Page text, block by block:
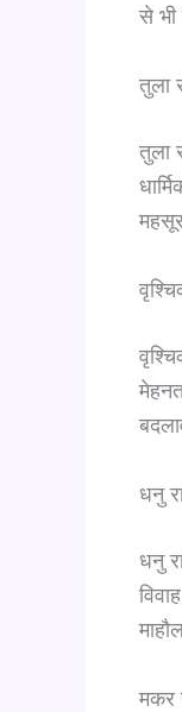
से भी
तुला
तुला
धनु
धनु
मकर